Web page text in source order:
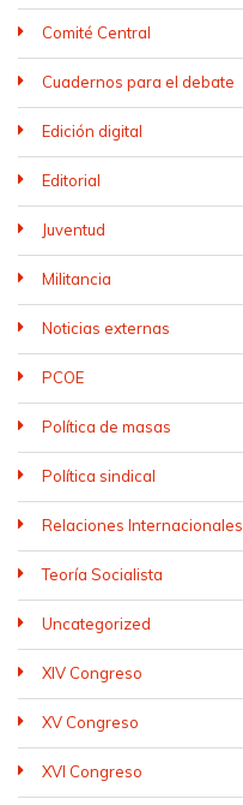
Comité Central
Cuadernos para el debate
Edición digital
Editorial
Juventud
Militancia
Noticias externas
PCOE
Política de masas
Política sindical
Relaciones Internacionales
Teoría Socialista
Uncategorized
XIV Congreso
XV Congreso
XVI Congreso